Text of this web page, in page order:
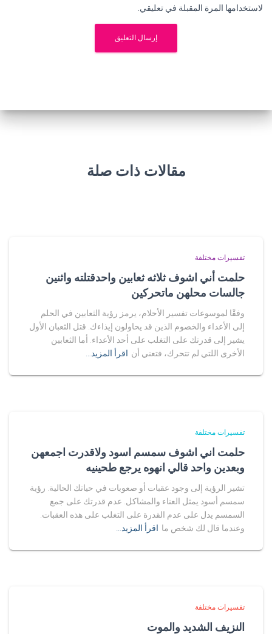
لاستخدامها المرة المقبلة في تعليقي.
مقالات ذات صلة
تفسيرات مختلفة
حلمت أني اشوف ثلاثه ثعابين واحدقتلته واثنين
جالسات محلهن ماتحركين
وفقًا لموسوعات تفسير الأحلام، يرمز رؤية الثعابين في الحلم
إلى الأعداء والخصوم الذين قد يحاولون إيذاءك. قتل الثعبان الأول
يشير إلى قدرتك على التغلب على أحد الأعداء. أما الثعابين
الأخرى اللتي لم تتحرك، فتعني أن اقرأ المزيد…
تفسيرات مختلفة
حلمت اني اشوف سمسم اسود ولاقدرت اجمعهن
وبعدين واحد قالي انهوه يرجع طحينيه
تشير الرؤية إلى وجود عقبات أو صعوبات في حياتك الحالية. رؤية
سمسم أسود يمثل العناء والمشاكل. عدم قدرتك على جمع
السمسم يدل على عدم القدرة على التغلب على هذه العقبات.
وعندما قال لك شخص ما اقرأ المزيد…
تفسيرات مختلفة
النزيف الشديد والموت